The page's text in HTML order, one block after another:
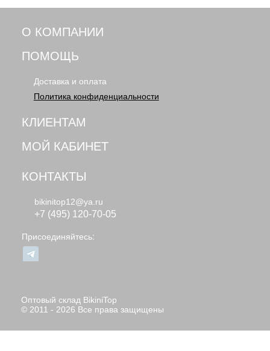
О КОМПАНИИ
ПОМОЩЬ
Доставка и оплата
Политика конфиденциальности
КЛИЕНТАМ
МОЙ КАБИНЕТ
КОНТАКТЫ
bikinitop12@ya.ru
+7 (495) 120-70-05
Присоединяйтесь:
Оптовый склад BikiniTop
© 2011 - 2026 Все права защищены